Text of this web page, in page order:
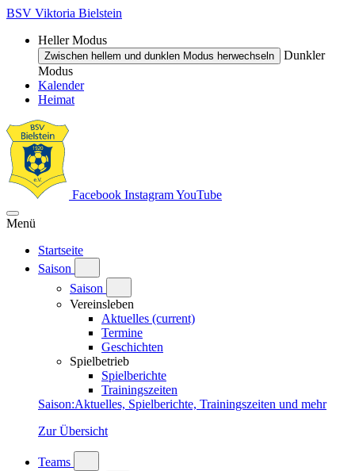
BSV Viktoria Bielstein
Heller Modus
Zwischen hellem und dunklen Modus herwechseln
Dunkler
Modus
Kalender
Heimat
Facebook InstagramYouTube
Menü
Startseite
Saison
Saison
Vereinsleben
Aktuelles (current)
Termine
Geschichten
Spielbetrieb
Spielberichte
Trainingszeiten
Saison:Aktuelles, Spielberichte, Trainingszeiten und mehr
Zur Übersicht
Teams